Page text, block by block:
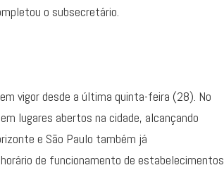
o subsecretário.
vigor desde a última quinta-feira (28). No
lugares abertos na cidade, alcançando
e São Paulo também já
de funcionamento de estabelecimentos